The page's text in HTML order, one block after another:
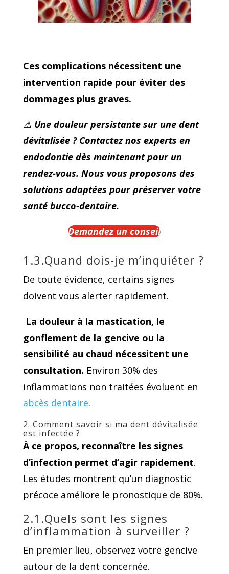
Ces complications nécessitent une
intervention rapide pour éviter des
dommages plus graves.
⚠ Une douleur persistante sur une dent
dévitalisée ? Contactez nos experts en
endodontie dès maintenant pour un
rendez-vous. Nous vous proposons des
solutions adaptées pour préserver votre
santé bucco-dentaire.
Demandez un conseil
1.3.Quand dois-je m’inquiéter ?
De toute évidence, certains signes
doivent vous alerter rapidement.
La douleur à la mastication, le
gonflement de la gencive ou la
sensibilité au chaud nécessitent une
consultation. Environ 30% des
inflammations non traitées évoluent en
abcès dentaire.
2. Comment savoir si ma dent dévitalisée
est infectée ?
À ce propos, reconnaître les signes
d’infection permet d’agir rapidement.
Les études montrent qu’un diagnostic
précoce améliore le pronostique de 80%.
2.1.Quels sont les signes
d’inflammation à surveiller ?
En premier lieu, observez votre gencive
autour de la dent concernée.